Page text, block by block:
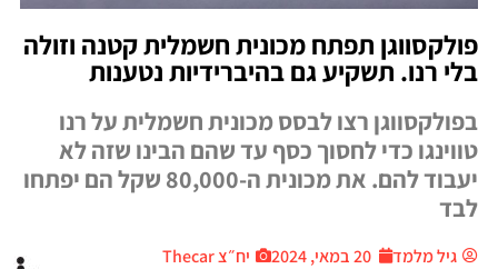
פולקסווגן תפתח מכונית חשמלית קטנה וזולה
בלי רנו. תשקיע גם בהיברידיות נטענות
בפולקסווגן רצו לבסס מכונית חשמלית על רנו
טווינגו כדי לחסוך כסף עד שהם הבינו שזה לא
יעבוד להם. את מכונית ה-80,000 שקל הם יפתחו
לבד
גיל מלמד 20 במאי, 2024 יח״צ Thecar